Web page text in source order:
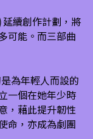
延續創作計劃，將
可能。而三部曲
為年輕人而設的
一個在她年少時
藉此提升韌性
命，亦成為劇團